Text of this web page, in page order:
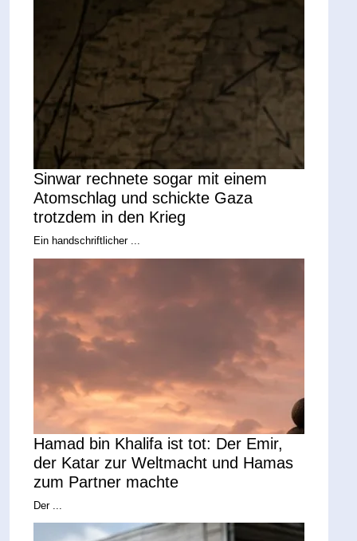
Sinwar rechnete sogar mit einem
Atomschlag und schickte Gaza
trotzdem in den Krieg
Ein handschriftlicher ...
Hamad bin Khalifa ist tot: Der Emir,
der Katar zur Weltmacht und Hamas
zum Partner machte
Der ...